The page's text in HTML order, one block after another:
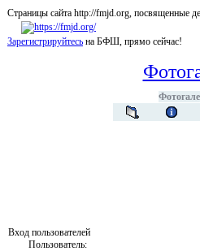
Страницы сайта http://fmjd.org,
Зарегистрируйтесь на БФШ, прямо сейчас!
Вход пользователей
Пользователь: